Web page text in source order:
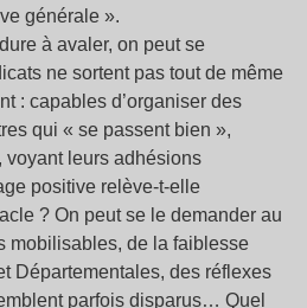
générale ».
à avaler, on peut se
ne sortent pas tout de même
: capables d’organiser des
qui « se passent bien »,
voyant leurs adhésions
positive relève-t-elle
? On peut se le demander au
mobilisables, de la faiblesse
Départementales, des réflexes
parfois disparus… Quel